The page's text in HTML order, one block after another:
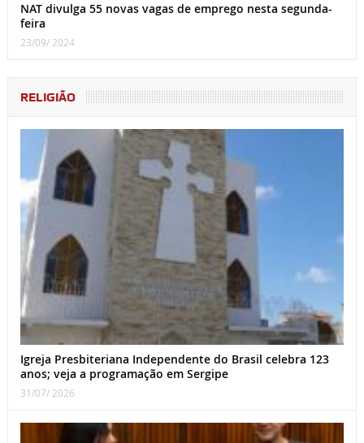
NAT divulga 55 novas vagas de emprego nesta segunda-
feira
23/09/ 2024
RELIGIÃO
Igreja Presbiteriana Independente do Brasil celebra 123
anos; veja a programação em Sergipe
31/07/ 2026